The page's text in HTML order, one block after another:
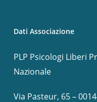
Dati Associazione
PLP Psicologi Liberi
Nazionale
Via Pasteur, 65 –